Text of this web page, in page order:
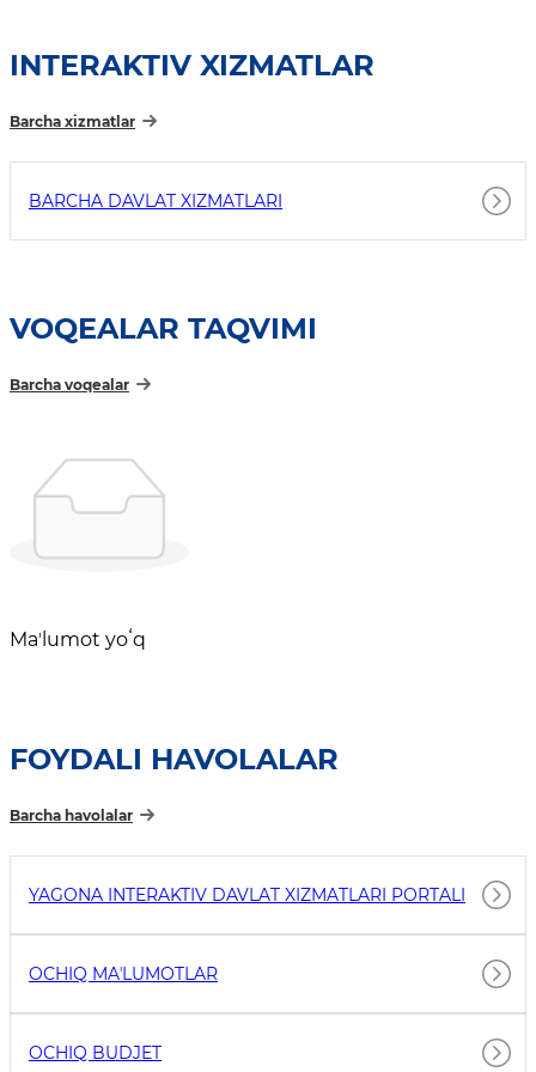
INTERAKTIV XIZMATLAR
Barcha xizmatlar
BARCHA DAVLAT XIZMATLARI
VOQEALAR TAQVIMI
Barcha voqealar
Maʼlumot yoʻq
FOYDALI HAVOLALAR
Barcha havolalar
YAGONA INTERAKTIV DAVLAT XIZMATLARI PORTALI
OCHIQ MAʼLUMOTLAR
OCHIQ BUDJET